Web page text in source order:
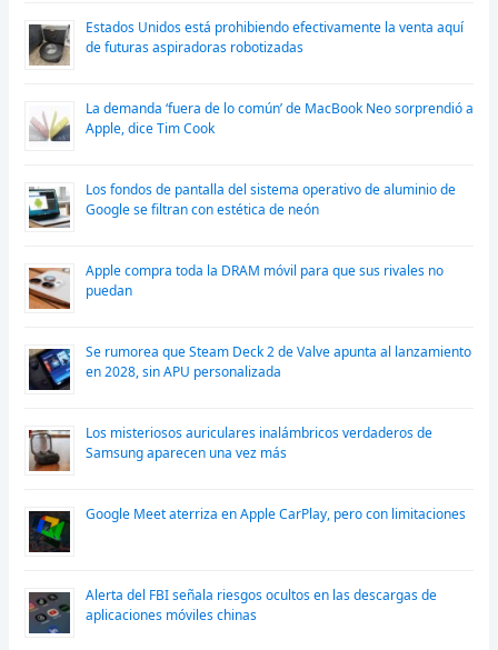
Estados Unidos está prohibiendo efectivamente la venta aquí
de futuras aspiradoras robotizadas
La demanda ‘fuera de lo común’ de MacBook Neo sorprendió a
Apple, dice Tim Cook
Los fondos de pantalla del sistema operativo de aluminio de
Google se filtran con estética de neón
Apple compra toda la DRAM móvil para que sus rivales no
puedan
Se rumorea que Steam Deck 2 de Valve apunta al lanzamiento
en 2028, sin APU personalizada
Los misteriosos auriculares inalámbricos verdaderos de
Samsung aparecen una vez más
Google Meet aterriza en Apple CarPlay, pero con limitaciones
Alerta del FBI señala riesgos ocultos en las descargas de
aplicaciones móviles chinas